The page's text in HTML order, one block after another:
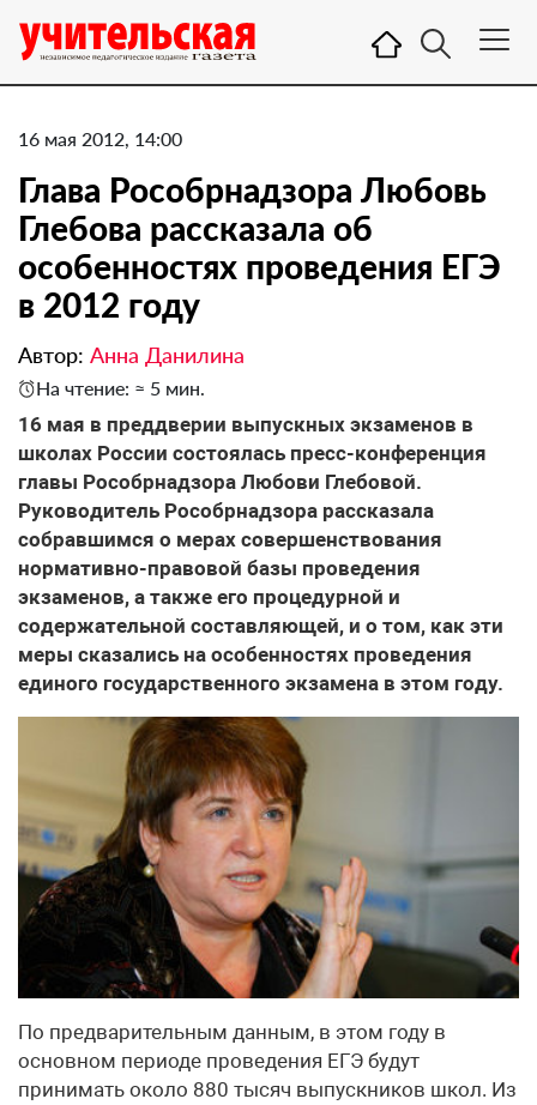
16 мая 2012, 14:00
Глава Рособрнадзора Любовь
Глебова рассказала об
особенностях проведения ЕГЭ
в 2012 году
Автор: Анна Данилина
На чтение: ≈ 5 мин.
16 мая в преддверии выпускных экзаменов в
школах России состоялась пресс-конференция
главы Рособрнадзора Любови Глебовой.
Руководитель Рособрнадзора рассказала
собравшимся о мерах совершенствования
нормативно-правовой базы проведения
экзаменов, а также его процедурной и
содержательной составляющей, и о том, как эти
меры сказались на особенностях проведения
единого государственного экзамена в этом году.
По предварительным данным, в этом году в
основном периоде проведения ЕГЭ будут
принимать около 880 тысяч выпускников школ. Из